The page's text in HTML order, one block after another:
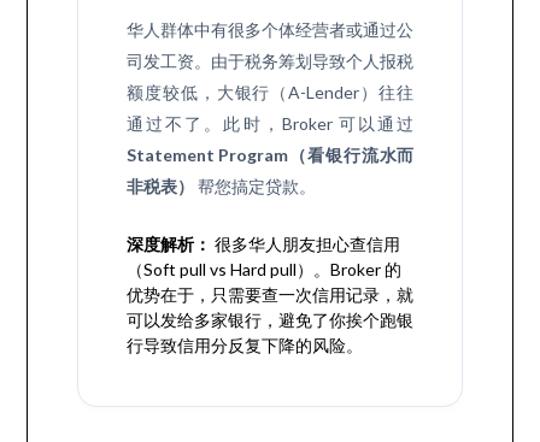
华人群体中有很多个体经营者或通过公
司发工资。由于税务筹划导致个人报税
额度较低，大银行（A-Lender）往往
通过不了。此时，Broker 可以通过
Statement Program（看银行流水而
非税表）
帮您搞定贷款。
深度解析： 很多华人朋友担心查信用
（Soft pull vs Hard pull）。Broker 的
优势在于，只需要查一次信用记录，就
可以发给多家银行，避免了你挨个跑银
行导致信用分反复下降的风险。